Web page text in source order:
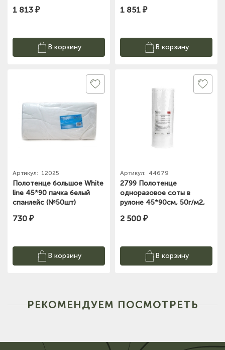
1 813 ₽
В корзину
1 851 ₽
В корзину
Артикул: 12025
Полотенце большое White
line 45*90 пачка белый
спанлейс (№50шт)
730 ₽
В корзину
Артикул: 44679
2799 Полотенце
одноразовое соты в
рулоне 45*90cм, 50г/м2,
2 500 ₽
В корзину
РЕКОМЕНДУЕМ ПОСМОТРЕТЬ